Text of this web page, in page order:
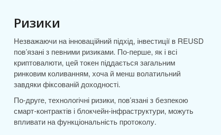
Ризики
Незважаючи на інноваційний підхід, інвестиції в REUSD
пов’язані з певними ризиками. По-перше, як і всі
криптовалюти, цей токен піддається загальним
ринковим коливанням, хоча й менш волатильний
завдяки фіксованій доходності.
По-друге, технологічні ризики, пов’язані з безпекою
смарт-контрактів і блокчейн-інфраструктури, можуть
впливати на функціональність протоколу.